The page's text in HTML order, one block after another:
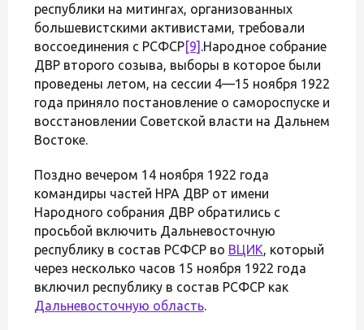
республики на митингах, организованных
большевистскими активистами, требовали
воссоединения с РСФСР[9] .Народное собрание
ДВР второго созыва, выборы в которое были
проведены летом, на сессии 4—15 ноября 1922
года приняло постановление о самороспуске и
восстановлении Советской власти на Дальнем
Востоке.
Поздно вечером 14 ноября 1922 года
командиры частей НРА ДВР от имени
Народного собрания ДВР обратились с
просьбой включить Дальневосточную
республику в состав РСФСР во ВЦИК, который
через несколько часов 15 ноября 1922 года
включил республику в состав РСФСР как
Дальневосточную область.